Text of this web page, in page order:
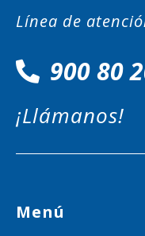
Línea de
900 80
¡Llámanos!
Menú